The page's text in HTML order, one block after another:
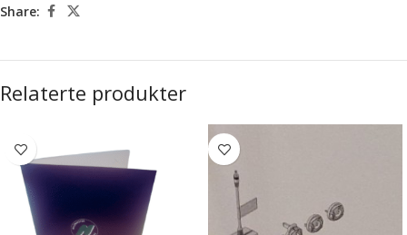
Share:
Relaterte produkter